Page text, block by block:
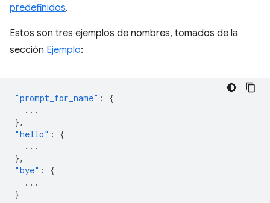
predefinidos.
Estos son tres ejemplos de nombres, tomados de la
sección Ejemplo:
"prompt_for_name" :
{
...
},
"hello" :
{
...
},
"bye" :
{
...
}